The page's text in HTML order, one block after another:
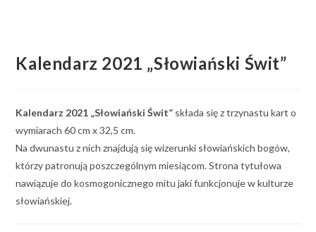
Kalendarz 2021 „Słowiański Świt”
Kalendarz 2021 „Słowiański Świt” składa się z trzynastu kart o
wymiarach 60 cm x 32,5 cm.
Na dwunastu z nich znajdują się wizerunki słowiańskich bogów,
którzy patronują poszczególnym miesiącom. Strona tytułowa
nawiązuje do kosmogonicznego mitu jaki funkcjonuje w kulturze
słowiańskiej.